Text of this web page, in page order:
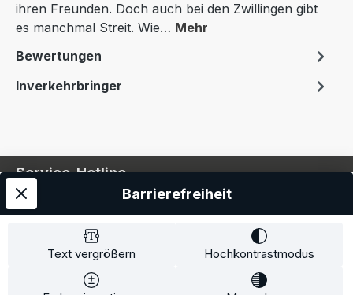
ihren Freunden. Doch auch bei den Zwillingen gibt
es manchmal Streit. Wie… Mehr
Bewertungen
Inverkehrbringer
Service-Hotline
Service
Information
Text vergrößern Hochkontrastmodus
Barrierefreiheit